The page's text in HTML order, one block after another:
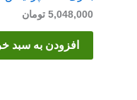
5,048,000 تومان
افزودن به سبد